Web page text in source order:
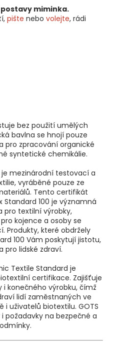
miminka.
pište nebo volejte, rádi
bez použití umělých
bavlna se hnojí pouze
pro zpracování organické
syntetické chemikálie.
je mezinárodní testovací a
vyráběné pouze ze
Tento certifikát
Standard 100 je významná
pro textilní výrobky,
kojence a osoby se
Produkty, které obdržely
100 Vám poskytují jistotu,
pro lidské zdraví.
Textile Standard je
certifikace. Zajišťuje
konečného výrobku, čímž
lidí zaměstnaných ve
i uživatelů biotextilu. GOTS
požadavky na bezpečné a